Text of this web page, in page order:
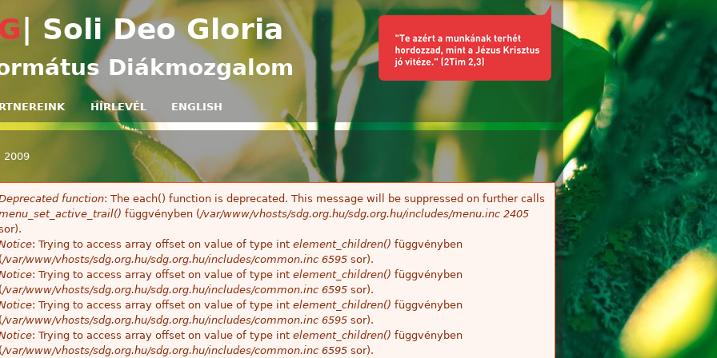
Ugrás a tartalomra
| Soli Deo Gloria
Diákmozgalom
HÍRLEVÉL ENGLISH
hely
2009
function: The each() function is deprecated. This message will be suppressed on further calls
függvényben (/var/www/vhosts/sdg.org.hu/sdg.org.hu/includes/menu.inc 2405
: Trying to access array offset on value of type int element_children() függvényben
(/var/www/vhosts/sdg.org.hu/sdg.org.hu/includes/common.inc 6595 sor).
: Trying to access array offset on value of type int element_children() függvényben
(/var/www/vhosts/sdg.org.hu/sdg.org.hu/includes/common.inc 6595 sor).
: Trying to access array offset on value of type int element_children() függvényben
(/var/www/vhosts/sdg.org.hu/sdg.org.hu/includes/common.inc 6595 sor).
: Trying to access array offset on value of type int element_children() függvényben
(/var/www/vhosts/sdg.org.hu/sdg.org.hu/includes/common.inc 6595 sor).